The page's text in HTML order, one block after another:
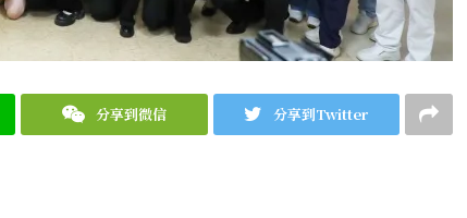
分享到微信 分享到Twitter